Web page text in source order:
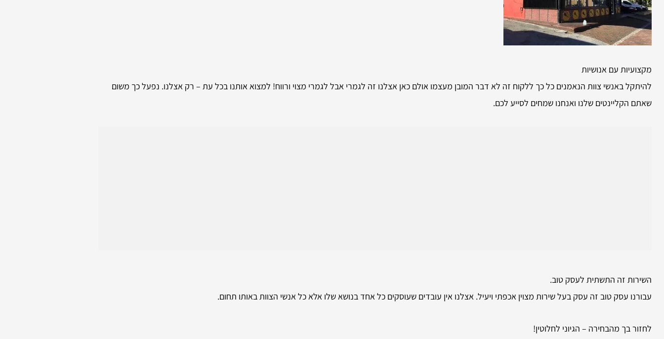
מקצועיות עם אנושיות
להיתקל באנשי צוות הנאמנים כל כך ללקוח זה לא דבר המובן מעצמו אולם כאן אצלנו זה לגמרי אבל לגמרי מצוי ורווח! למצוא אותנו בכל עת – רק אצלנו. נפעל כך משום
שאתם הקליינטים שלנו ואנחנו שמחים לסייע לכם.
השירות זה התשתית לעסק טוב.
עבורנו עסק טוב זה עסק בעל שירות מצוין אכפתי ויעיל. אצלנו אין עובדים שעוסקים כל אחד בנושא שלו אלא כל אנשי הצוות באותו תחום.
לחזור בך מהבחירה – הגיוני לחלוטין!